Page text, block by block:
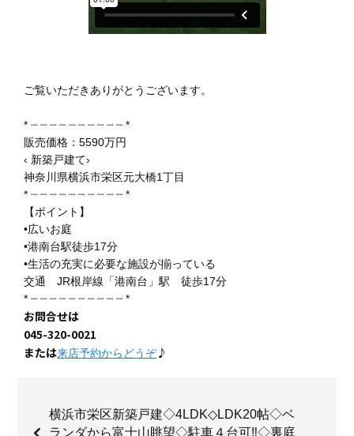
ご覧いただきありがとうございます。
* ┈ ┈ ┈ ┈ ┈ ┈ ┈ ┈ ┈ ┈ *
販売価格：5590万円
‹ 新築戸建て›
神奈川県横浜市栄区元大橋1丁目
* ┈ ┈ ┈ ┈ ┈ ┈ ┈ ┈ ┈ ┈ *
【ポイント】
•広いお庭
•港南台駅徒歩17分
•生活の充実に必要な施設が揃っている
交通 JR根岸線「港南台」駅 徒歩17分
* ┈ ┈ ┈ ┈ ┈ ┈ ┈ ┈ ┈ ┈ *
お問合せは
045-320-0021
または来店予約からどうぞ♪
横浜市栄区新築戸建◇4LDK◇LDK20帖◇ベ
ランダから富士山眺望◇駐車４台可‼◇裏庭